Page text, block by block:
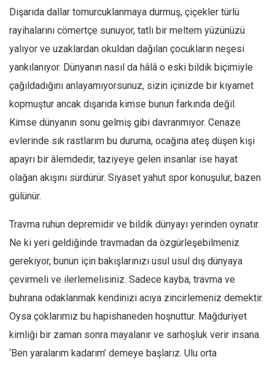
Yusuf Armağan
Hasanali Yıldırım
Leyla Şerif Emin
Selçuk Türkyılmaz
Mehmet Ali Tekin
Abir E. Nahas
Amina S. Jenenkovic
Bağdagül Öz
Esra Elönü
Bu Sayı
Tüm Sayılar
Kategoriler
Kültür Sanat
Kitap
Karisi kitap sualleri
7 soruda bu hafta
Dışarıda dallar tomurcuklanmaya durmuş, çiçekler türlü
rayihalarını cömertçe sunuyor, tatlı bir meltem yüzünüzü
yalıyor ve uzaklardan okuldan dağılan çocukların neşesi
yankılanıyor. Dünyanın nasıl da hâlâ o eski bildik biçimiyle
çağıldadığını anlayamıyorsunuz, sizin içinizde bir kıyamet
kopmuştur ancak dışarıda kimse bunun farkında değil.
Kimse dünyanın sonu gelmiş gibi davranmıyor. Cenaze
evlerinde sık rastlarım bu duruma, ocağına ateş düşen kişi
apayrı bir âlemdedir, taziyeye gelen insanlar ise hayat
olağan akışını sürdürür. Siyaset yahut spor konuşulur, bazen
gülünür.
Travma ruhun depremidir ve bildik dünyayı yerinden oynatır.
Ne ki yeri geldiğinde travmadan da özgürleşebilmeniz
gerekiyor, bunun için bakışlarınızı usul usul dış dünyaya
çevirmeli ve ilerlemelisiniz. Sadece kayba, travma ve
buhrana odaklanmak kendinizi acıya zincirlemeniz demektir.
Oysa çoklarımız bu hapishaneden hoşnuttur. Mağduriyet
kimliği bir zaman sonra mayalanır ve sarhoşluk verir insana.
‘Ben yaralarım kadarım’ demeye başlarız. Ulu orta